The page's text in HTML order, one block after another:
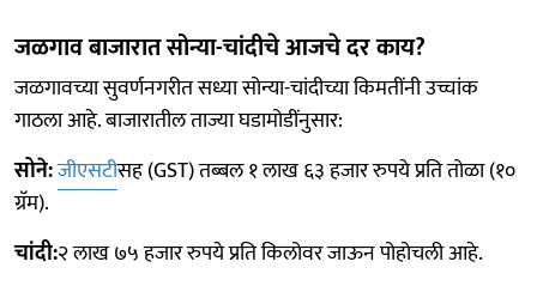
जळगाव बाजारात सोन्या-चांदीचे आजचे दर काय?
जळगावच्या सुवर्णनगरीत सध्या सोन्या-चांदीच्या किमतींनी उच्चांक
गाठला आहे. बाजारातील ताज्या घडामोडींनुसार:
सोने:जीएसटीसह (GST) तब्बल १ लाख ६३ हजार रुपये प्रति तोळा (१०
ग्रॅम).
चांदी:२ लाख ७५ हजार रुपये प्रति किलोवर जाऊन पोहोचली आहे.